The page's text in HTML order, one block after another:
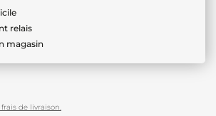
relais
magasin
de livraison.